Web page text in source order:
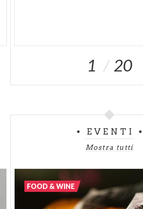
1 20
EVENTI
Mostra tutti
FOOD & WINE